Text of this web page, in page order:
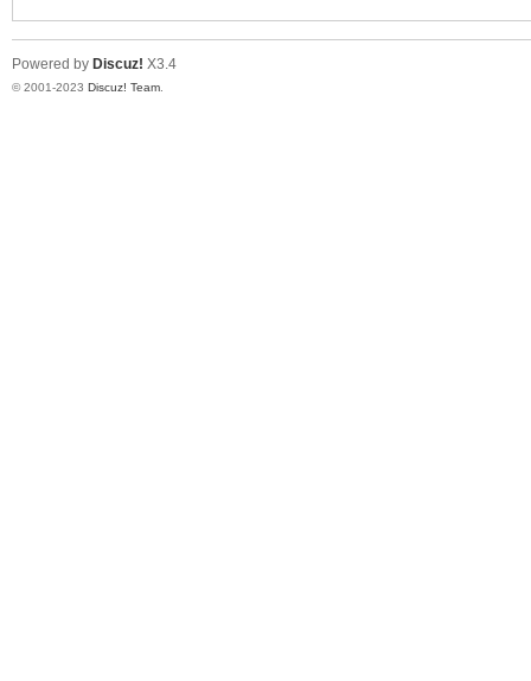
Powered by Discuz! X3.4
© 2001-2023 Discuz! Team